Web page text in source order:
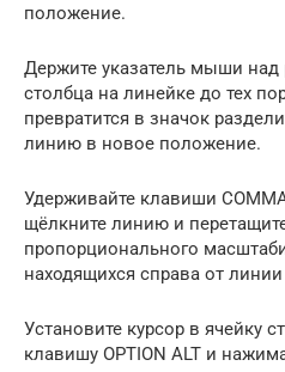
положение.
Держите указатель мыши над
столбца на линейке до тех
превратится в значок
линию в новое положение.
Удерживайте клавиши
щёлкните линию и
пропорционального
находящихся справа от
Установите курсор в ячейку
клавишу OPTION ALT и